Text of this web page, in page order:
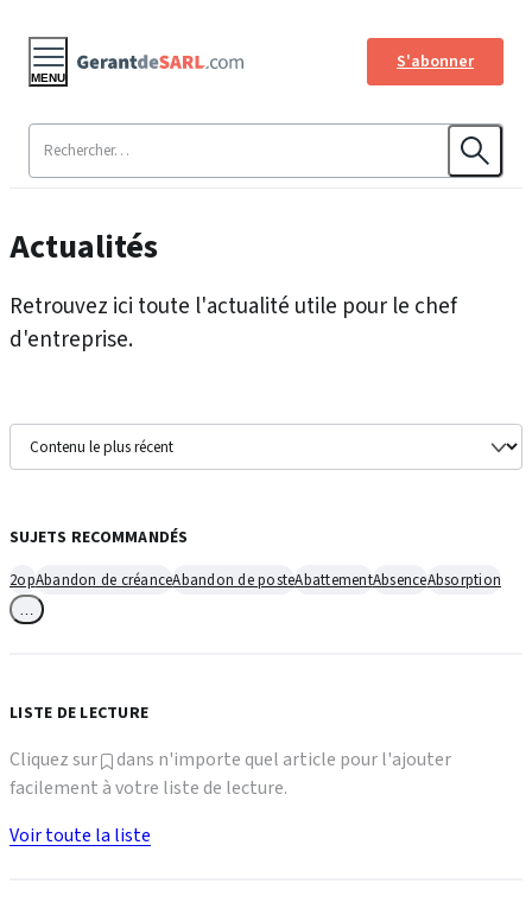
S'abonner
MENU
Actualités
Retrouvez ici toute l'actualité utile pour le chef
d'entreprise.
SUJETS RECOMMANDÉS
2opAbandon de créanceAbandon de posteAbattementAbsenceAbsorption
LISTE DE LECTURE
Cliquez sur
dans n'importe quel article pour l'ajouter
facilement à votre liste de lecture.
Voir toute la liste